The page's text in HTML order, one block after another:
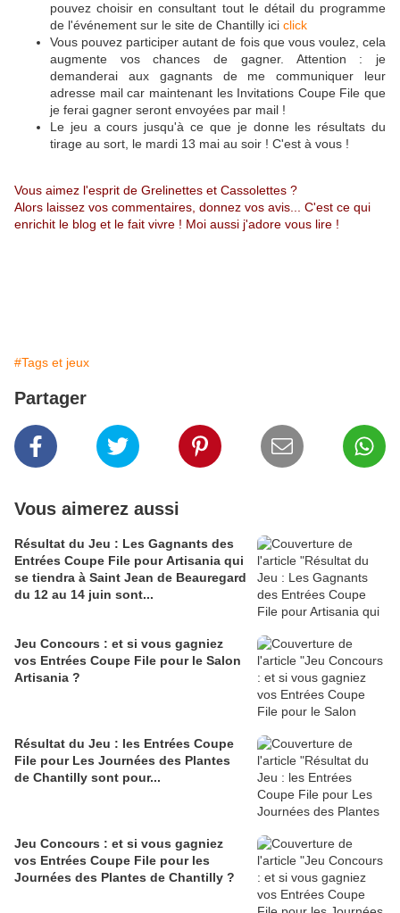
pouvez choisir en consultant tout le détail du programme
de l'événement sur le site de Chantilly ici click
Vous pouvez participer autant de fois que vous voulez, cela
augmente vos chances de gagner. Attention : je
demanderai aux gagnants de me communiquer leur
adresse mail car maintenant les Invitations Coupe File que
je ferai gagner seront envoyées par mail !
Le jeu a cours jusqu'à ce que je donne les résultats du
tirage au sort, le mardi 13 mai au soir ! C'est à vous !
Vous aimez l'esprit de Grelinettes et Cassolettes ?
Alors laissez vos commentaires, donnez vos avis... C'est ce qui
enrichit le blog et le fait vivre ! Moi aussi j'adore vous lire !
#Tags et jeux
Partager
Vous aimerez aussi
Résultat du Jeu : Les Gagnants des
Entrées Coupe File pour Artisania qui
se tiendra à Saint Jean de Beauregard
du 12 au 14 juin sont...
Jeu Concours : et si vous gagniez
vos Entrées Coupe File pour le Salon
Artisania ?
Résultat du Jeu : les Entrées Coupe
File pour Les Journées des Plantes
de Chantilly sont pour...
Jeu Concours : et si vous gagniez
vos Entrées Coupe File pour les
Journées des Plantes de Chantilly ?